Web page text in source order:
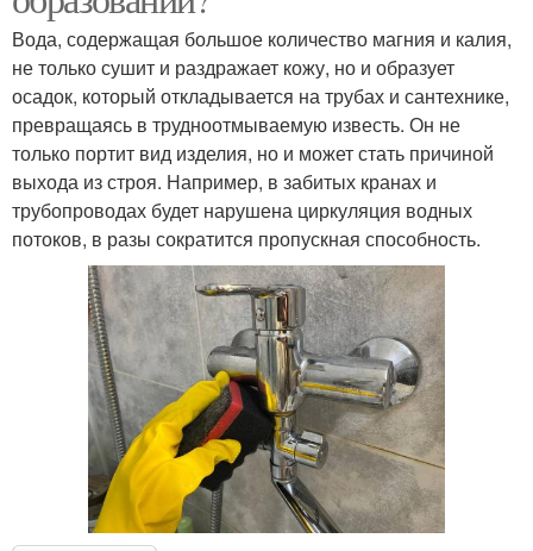
Вода, содержащая большое количество магния и калия,
не только сушит и раздражает кожу, но и образует
осадок, который откладывается на трубах и сантехнике,
превращаясь в трудноотмываемую известь. Он не
только портит вид изделия, но и может стать причиной
выхода из строя. Например, в забитых кранах и
трубопроводах будет нарушена циркуляция водных
потоков, в разы сократится пропускная способность.